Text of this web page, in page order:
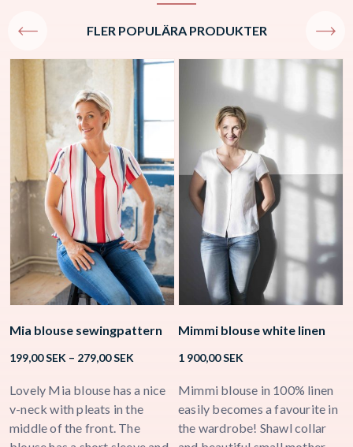
FLER POPULÄRA PRODUKTER
Mia blouse sewingpattern
199,00SEK – 279,00SEK
199,00 SEK
through
279,00 SEK
Lovely Mia blouse has a nice
v-neck with pleats in the
middle of the front. The
Mimmi blouse white linen
1 900,00SEK
Mimmi blouse in 100% linen
easily becomes a favourite in
the wardrobe! Shawl collar